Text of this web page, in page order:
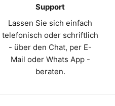
Support
Lassen Sie sich einfach
telefonisch oder schriftlich
- über den Chat, per E-
Mail oder Whats App -
beraten.